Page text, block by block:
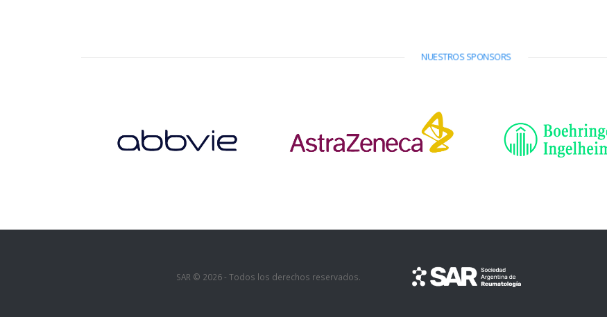
NUESTROS SPONSORS
SAR © 2026 - Todos los derechos reservados.